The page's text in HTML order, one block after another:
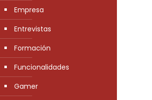
Empresa
Entrevistas
Formación
Funcionalidades
Gamer